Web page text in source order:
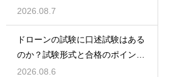
解説
2026.08.7
ドローンの試験に口述試験はある
のか？試験形式と合格のポイント
を解説
2026.08.6